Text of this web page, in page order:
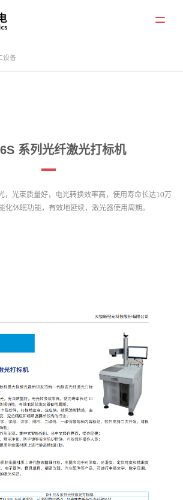
设备
系列光纤激光打标机
，光束质量好，电光转换效率高，使用寿命长达10万
化休眠功能，有效地延续，激光器使用周期。